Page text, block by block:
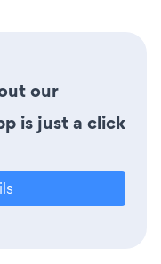
our
is just a click